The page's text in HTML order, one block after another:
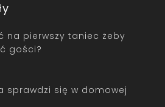
na pierwszy taniec żeby
gości?
sprawdzi się w domowej